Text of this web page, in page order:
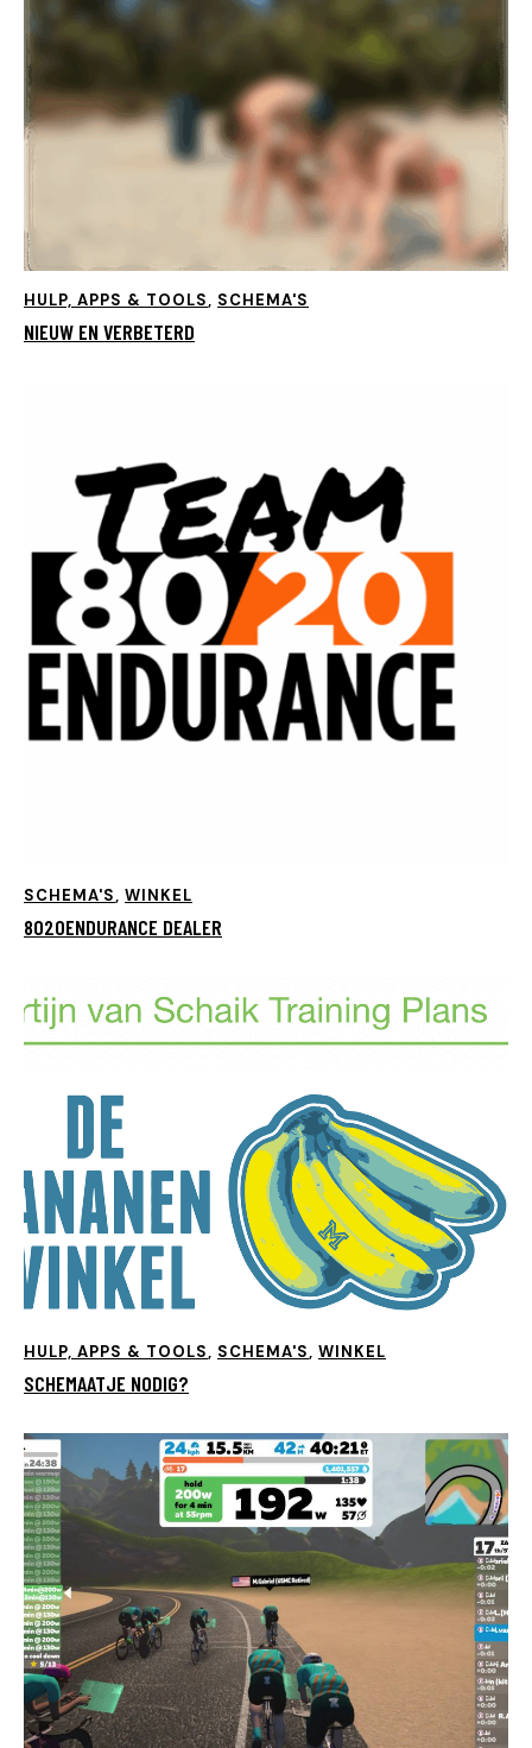
HULP, APPS & TOOLS, SCHEMA'S
NIEUW EN VERBETERD
SCHEMA'S, WINKEL
8020ENDURANCE DEALER
HULP, APPS & TOOLS, SCHEMA'S, WINKEL
SCHEMAATJE NODIG?